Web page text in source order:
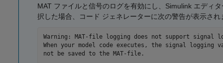
MAT ファイルと信号のログを有効にし、Simulink エディ
択した場合、コード ジェネレーターに次の警告が表示され
Warning: MAT-file logging does not support signal
When your model code executes, the signal
not be saved to the MAT-file.